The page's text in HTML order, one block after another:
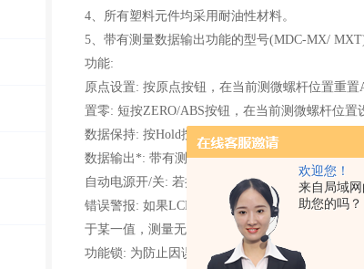
欢迎您！
来自局域
助您的吗？
4、所有塑料元件均采用耐油性材料。
5、带有测量数据输出功能的型号(MDC-MX/
功能:
原点设置: 按原点按钮，在当前测微螺杆位置重置
置零: 短按ZERO/ABS按钮，在当前测微螺杆位
数据保持: 按Hold按钮，冻结显示屏的当前值，
数据输出*: 带有测量数据输出端子，可建立统计
自动电源开/关: 若持续大约20分钟不再使用时，
错误警报: 如果LCD显示屏上出现溢出，或者计
于某一值，测量无法正常进行前，低电池电压警
功能锁: 为防止因误操作而改变原点位置，可锁定